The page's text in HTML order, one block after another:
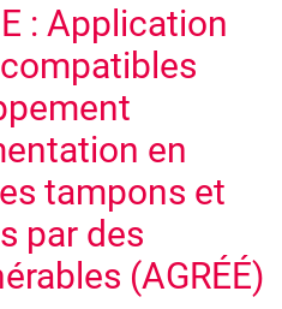
: Application
en
tampons et
par des
(AGRÉÉ)